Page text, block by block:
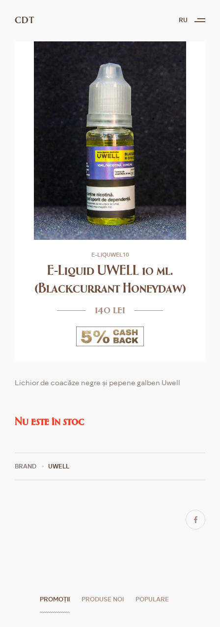
CDT RU
E-LIQUWEL10
E-Liquid UWELL 10 ml.
(Blackcurrant Honeydaw)
140 lei
Lichior de coacăze negre și pepene galben Uwell
Nu este în stoc
BRAND UWELL
PROMOȚII PRODUSE NOI POPULARE